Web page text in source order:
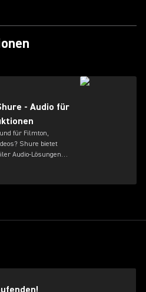
- Audio für
für Filmton,
Shure bietet
Audio-Lösungen
wir uns die
SLX-D und Axient®